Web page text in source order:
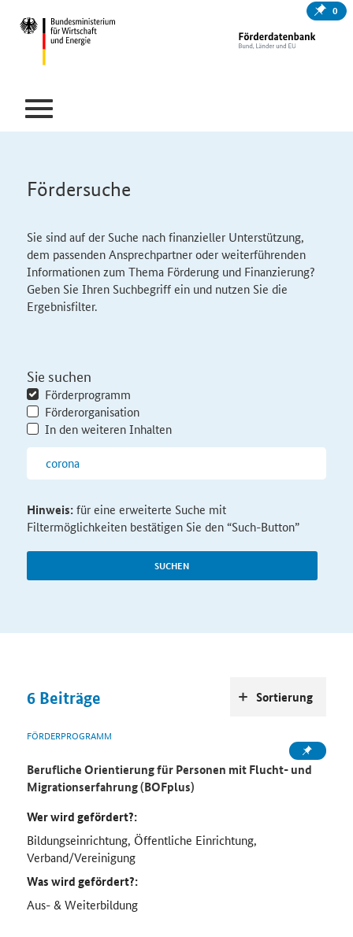
0
Fördersuche
Sie sind auf der Suche nach finanzieller Unterstützung,
dem passenden Ansprechpartner oder weiterführenden
Informationen zum Thema Förderung und Finanzierung?
Geben Sie Ihren Suchbegriff ein und nutzen Sie die
Ergebnisfilter.
Sie suchen
Förderprogramm
Förderorganisation
In den weiteren Inhalten
SUCHEN
Hinweis:für eine erweiterte Suche mit
Filtermöglichkeiten bestätigen Sie den “Such-Button”
6 Beiträge
FÖRDERPROGRAMM
Berufliche Orientierung für Personen mit Flucht- und
Migrationserfahrung (BOFplus)
Wer wird gefördert?:
Bildungseinrichtung, Öffentliche Einrichtung,
Verband/Vereinigung
Was wird gefördert?:
Aus- & Weiterbildung
Sortierung